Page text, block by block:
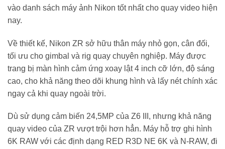
vào danh sách máy ảnh Nikon tốt nhất cho quay video hiện
nay.
Về thiết kế, Nikon ZR sở hữu thân máy nhỏ gọn, cân đối,
tối ưu cho gimbal và rig quay chuyên nghiệp. Máy được
trang bị màn hình cảm ứng xoay lật 4 inch cỡ lớn, độ sáng
cao, cho khả năng theo dõi khung hình và lấy nét chính xác
ngay cả khi quay ngoài trời.
Dù sử dụng cảm biến 24,5MP của Z6 III, nhưng khả năng
quay video của ZR vượt trội hơn hẳn. Máy hỗ trợ ghi hình
6K RAW với các định dạng RED R3D NE 6K và N-RAW, đi